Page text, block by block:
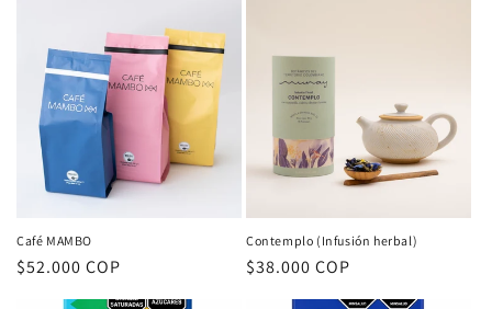
Café MAMBO
Precio
$52.000 COP
Contemplo (Infusión herbal)
Precio
$38.000 COP